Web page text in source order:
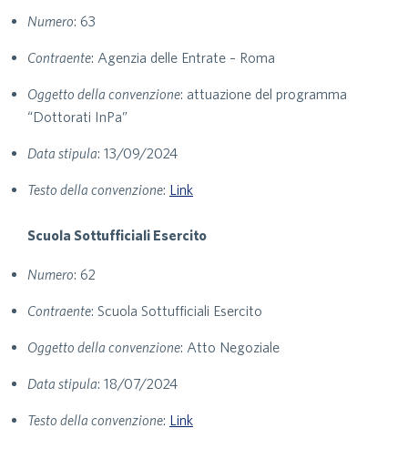
Numero: 63
Contraente: Agenzia delle Entrate – Roma
Oggetto della convenzione: attuazione del programma
“Dottorati InPa”
Data stipula: 13/09/2024
Testo della convenzione: Link
Scuola Sottufficiali Esercito
Numero: 62
Contraente: Scuola Sottufficiali Esercito
Oggetto della convenzione: Atto Negoziale
Data stipula: 18/07/2024
Testo della convenzione: Link